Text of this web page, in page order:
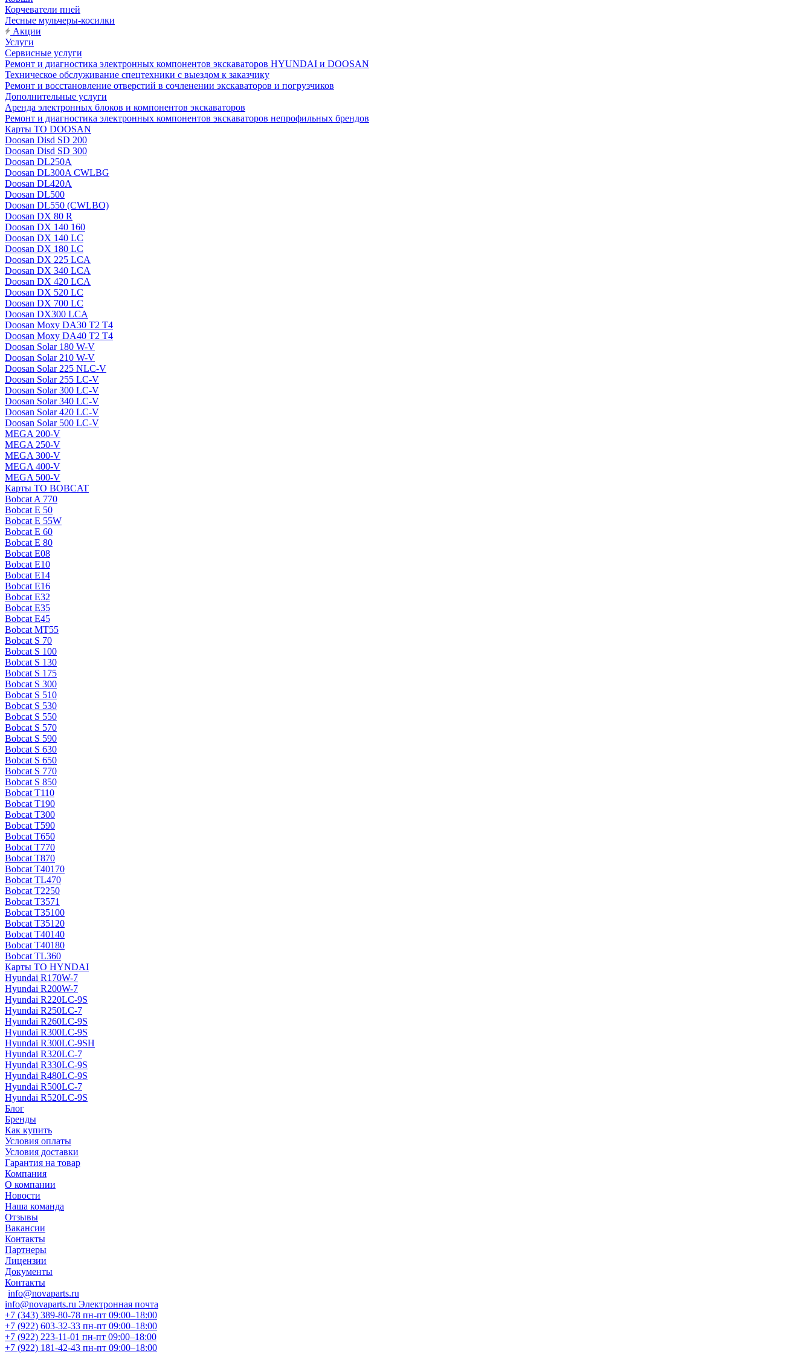
Корчеватели пней
Лесные мульчеры-косилки
Акции
Услуги
Сервисные услуги
Ремонт и диагностика электронных компонентов экскаваторов HYUNDAI и DOOSAN
Техническое обслуживание спецтехники с выездом к заказчику
Ремонт и восстановление отверстий в сочленении экскаваторов и погрузчиков
Дополнительные услуги
Аренда электронных блоков и компонентов экскаваторов
Ремонт и диагностика электронных компонентов экскаваторов непрофильных брендов
Карты ТО DOOSAN
Doosan Disd SD 200
Doosan Disd SD 300
Doosan DL250A
Doosan DL300A CWLBG
Doosan DL420A
Doosan DL500
Doosan DL550 (CWLBO)
Doosan DX 80 R
Doosan DX 140 160
Doosan DX 140 LC
Doosan DX 180 LC
Doosan DX 225 LCA
Doosan DX 340 LCA
Doosan DX 420 LCA
Doosan DX 520 LC
Doosan DX 700 LC
Doosan DX300 LCA
Doosan Moxy DA30 T2 T4
Doosan Moxy DA40 T2 T4
Doosan Solar 180 W-V
Doosan Solar 210 W-V
Doosan Solar 225 NLC-V
Doosan Solar 255 LC-V
Doosan Solar 300 LC-V
Doosan Solar 340 LC-V
Doosan Solar 420 LC-V
Doosan Solar 500 LC-V
MEGA 200-V
MEGA 250-V
MEGA 300-V
MEGA 400-V
MEGA 500-V
Карты ТО BOBCAT
Bobcat A 770
Bobcat E 50
Bobcat E 55W
Bobcat E 60
Bobcat E 80
Bobcat E08
Bobcat E10
Bobcat E14
Bobcat E16
Bobcat E32
Bobcat E35
Bobcat E45
Bobcat MT55
Bobcat S 70
Bobcat S 100
Bobcat S 130
Bobcat S 175
Bobcat S 300
Bobcat S 510
Bobcat S 530
Bobcat S 550
Bobcat S 570
Bobcat S 590
Bobcat S 630
Bobcat S 650
Bobcat S 770
Bobcat S 850
Bobcat T110
Bobcat T190
Bobcat T300
Bobcat T590
Bobcat T650
Bobcat T770
Bobcat T870
Bobcat T40170
Bobcat TL470
Bobcat Т2250
Bobcat Т3571
Bobcat Т35100
Bobcat Т35120
Bobcat Т40140
Bobcat Т40180
Bobcat ТL360
Карты ТО HYNDAI
Hyundai R170W-7
Hyundai R200W-7
Hyundai R220LC-9S
Hyundai R250LC-7
Hyundai R260LC-9S
Hyundai R300LC-9S
Hyundai R300LC-9SH
Hyundai R320LC-7
Hyundai R330LC-9S
Hyundai R480LC-9S
Hyundai R500LC-7
Hyundai R520LC-9S
Блог
Бренды
Как купить
Условия оплаты
Условия доставки
Гарантия на товар
Компания
О компании
Новости
Наша команда
Отзывы
Вакансии
Контакты
Партнеры
Лицензии
Документы
Контакты
info@novaparts.ru
info@novaparts.ru Электронная почта
+7 (343) 389-80-78 пн-пт 09:00–18:00
+7 (922) 603-32-33 пн-пт 09:00–18:00
+7 (922) 223-11-01 пн-пт 09:00–18:00
+7 (922) 181-42-43 пн-пт 09:00–18:00